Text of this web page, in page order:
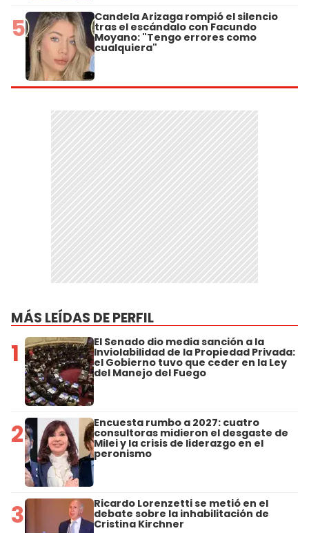
5 Candela Arizaga rompió el silencio
tras el escándalo con Facundo
Moyano: "Tengo errores como
cualquiera"
MÁS LEÍDAS DE PERFIL
1 El Senado dio media sanción a la
Inviolabilidad de la Propiedad Privada:
el Gobierno tuvo que ceder en la Ley
del Manejo del Fuego
2 Encuesta rumbo a 2027: cuatro
consultoras midieron el desgaste de
Milei y la crisis de liderazgo en el
peronismo
3 Ricardo Lorenzetti se metió en el
debate sobre la inhabilitación de
Cristina Kirchner